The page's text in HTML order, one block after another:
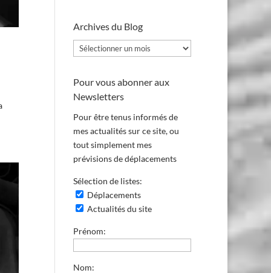
Archives du Blog
Archives
du
Pour vous abonner aux
Newsletters
Pour être tenus informés de
mes actualités sur ce site, ou
tout simplement mes
prévisions de déplacements
Sélection de listes:
Déplacements
Actualités du site
Prénom:
Nom: